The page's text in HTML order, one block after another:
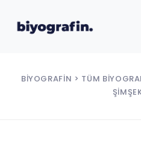
BIYOGRAFIN > TÜM